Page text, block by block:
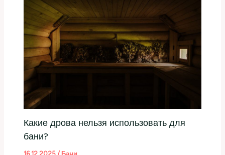
Какие дрова нельзя использовать для
бани?